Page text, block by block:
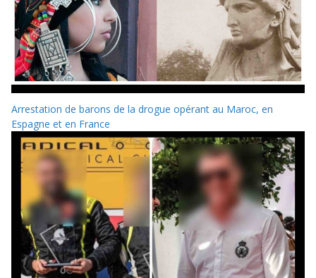
Arrestation de barons de la drogue opérant au Maroc, en
Espagne et en France